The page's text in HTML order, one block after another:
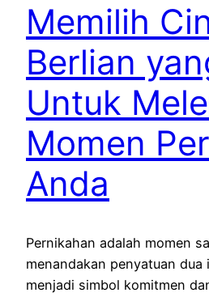
Memilih
Berlian
Untuk
Momen
Anda
Pernikahan adalah momen
menandakan penyatuan
menjadi simbol komitmen